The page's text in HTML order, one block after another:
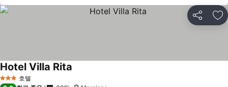
공유 즐
3 성급 호텔
Hotel Villa Rita